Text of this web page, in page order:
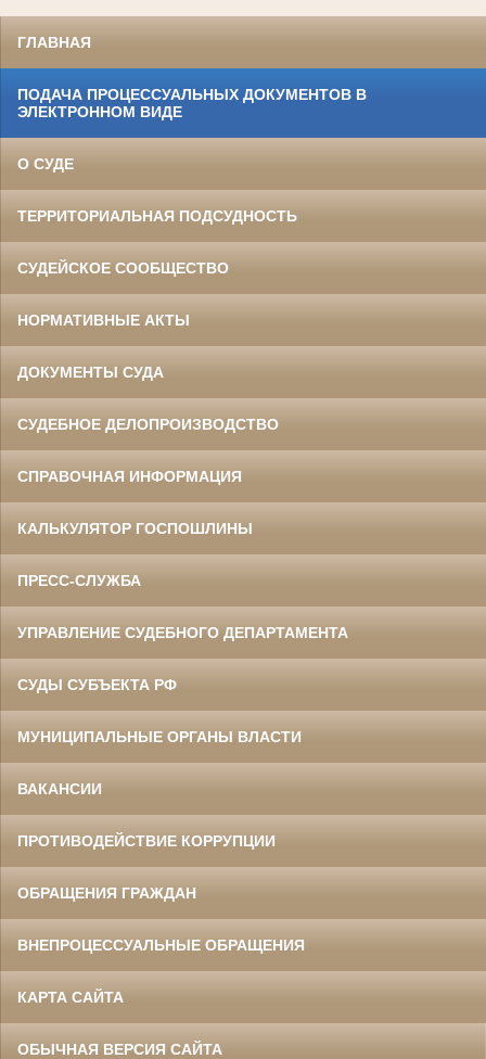
ГЛАВНАЯ
ПОДАЧА ПРОЦЕССУАЛЬНЫХ ДОКУМЕНТОВ В
ЭЛЕКТРОННОМ ВИДЕ
О СУДЕ
ТЕРРИТОРИАЛЬНАЯ ПОДСУДНОСТЬ
СУДЕЙСКОЕ СООБЩЕСТВО
НОРМАТИВНЫЕ АКТЫ
ДОКУМЕНТЫ СУДА
СУДЕБНОЕ ДЕЛОПРОИЗВОДСТВО
СПРАВОЧНАЯ ИНФОРМАЦИЯ
КАЛЬКУЛЯТОР ГОСПОШЛИНЫ
ПРЕСС-СЛУЖБА
УПРАВЛЕНИЕ СУДЕБНОГО ДЕПАРТАМЕНТА
СУДЫ СУБЪЕКТА РФ
МУНИЦИПАЛЬНЫЕ ОРГАНЫ ВЛАСТИ
ВАКАНСИИ
ПРОТИВОДЕЙСТВИЕ КОРРУПЦИИ
ОБРАЩЕНИЯ ГРАЖДАН
ВНЕПРОЦЕССУАЛЬНЫЕ ОБРАЩЕНИЯ
КАРТА САЙТА
ОБЫЧНАЯ ВЕРСИЯ САЙТА